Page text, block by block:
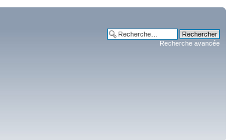
Recherche avancée